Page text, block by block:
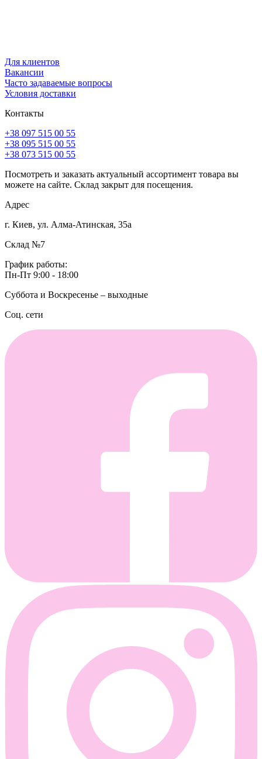
Для клиентов
Вакансии
Часто задаваемые вопросы
Условия доставки
Контакты
+38 097 515 00 55
+38 095 515 00 55
+38 073 515 00 55
Посмотреть и заказать актуальный ассортимент товара вы
можете на сайте. Склад закрыт для посещения.
Адрес
г. Киев, ул. Алма-Атинская, 35а
Склад №7
График работы:
Пн-Пт 9:00 - 18:00
Суббота и Воскресенье – выходные
Соц. сети